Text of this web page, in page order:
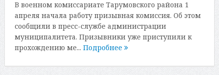
В военном комиссариате Тарумовского района 1
апреля начала работу призывная комиссия. Об этом
сообщили в пресс-службе администрации
муниципалитета. Призывники уже приступили к
прохождению ме... Подробнее